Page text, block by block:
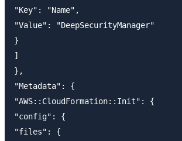
"Key": "Name",
"Value": "DeepSecurityManager"
}
]
},
"Metadata": {
"AWS::CloudFormation::Init": {
"config": {
"files": {